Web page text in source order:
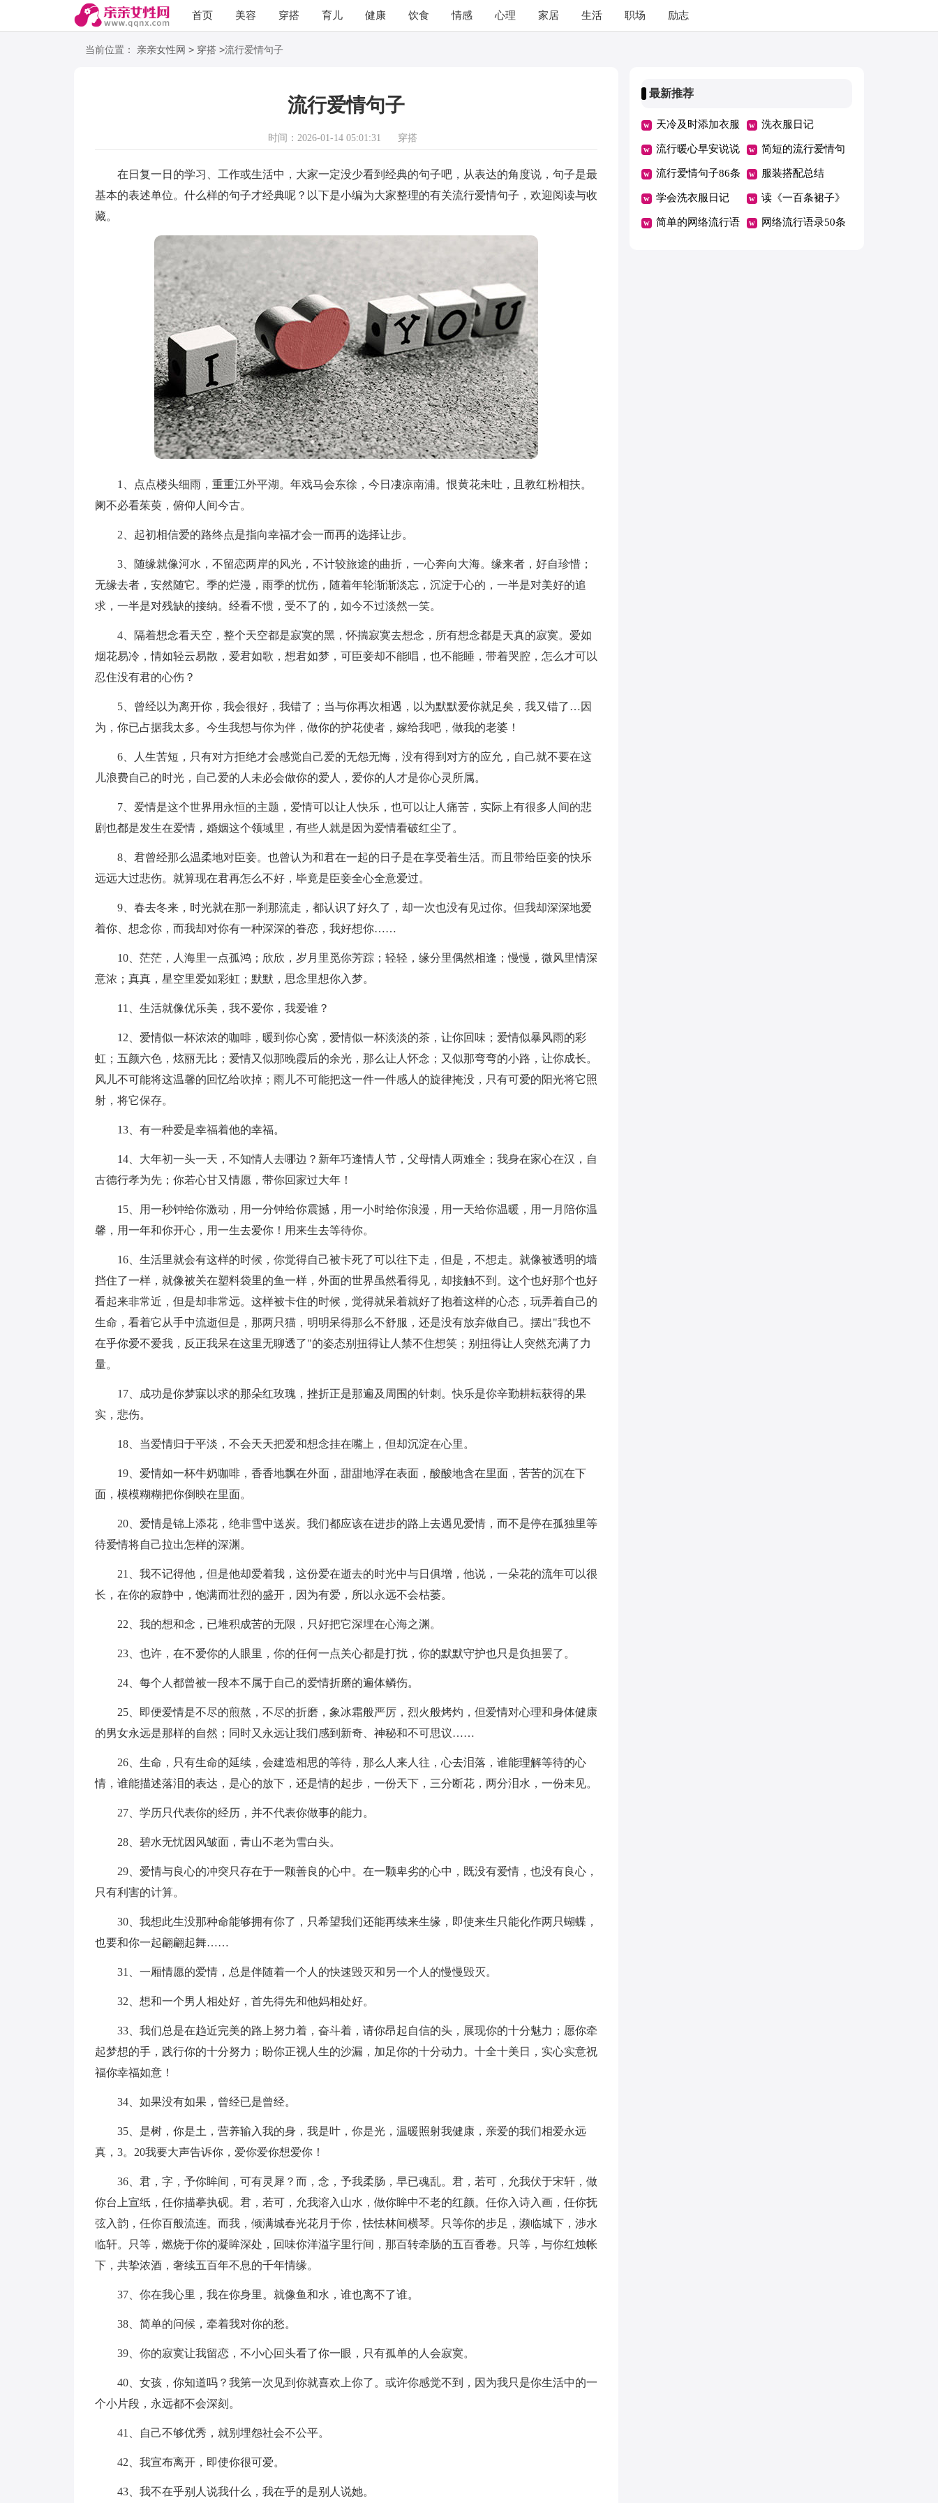
首页 美容 穿搭 育儿 健康 饮食 情感 心理 家居 生活 职场 励志
语录 阅读
当前位置： 亲亲女性网 > 穿搭 >流行爱情句子
流行爱情句子
时间：2026-01-14 05:01:31 穿搭
在日复一日的学习、工作或生活中，大家一定没少看到经典的句子吧，从表达的角度说，句子是最
基本的表述单位。什么样的句子才经典呢？以下是小编为大家整理的有关流行爱情句子，欢迎阅读与收
藏。
1、点点楼头细雨，重重江外平湖。年戏马会东徐，今日凄凉南浦。恨黄花未吐，且教红粉相扶。
阑不必看茱萸，俯仰人间今古。
2、起初相信爱的路终点是指向幸福才会一而再的选择让步。
3、随缘就像河水，不留恋两岸的风光，不计较旅途的曲折，一心奔向大海。缘来者，好自珍惜；
无缘去者，安然随它。季的烂漫，雨季的忧伤，随着年轮渐渐淡忘，沉淀于心的，一半是对美好的追
求，一半是对残缺的接纳。经看不惯，受不了的，如今不过淡然一笑。
4、隔着想念看天空，整个天空都是寂寞的黑，怀揣寂寞去想念，所有想念都是天真的寂寞。爱如
烟花易冷，情如轻云易散，爱君如歌，想君如梦，可臣妾却不能唱，也不能睡，带着哭腔，怎么才可以
忍住没有君的心伤？
5、曾经以为离开你，我会很好，我错了；当与你再次相遇，以为默默爱你就足矣，我又错了…因
为，你已占据我太多。今生我想与你为伴，做你的护花使者，嫁给我吧，做我的老婆！
6、人生苦短，只有对方拒绝才会感觉自己爱的无怨无悔，没有得到对方的应允，自己就不要在这
儿浪费自己的时光，自己爱的人未必会做你的爱人，爱你的人才是你心灵所属。
7、爱情是这个世界用永恒的主题，爱情可以让人快乐，也可以让人痛苦，实际上有很多人间的悲
剧也都是发生在爱情，婚姻这个领域里，有些人就是因为爱情看破红尘了。
8、君曾经那么温柔地对臣妾。也曾认为和君在一起的日子是在享受着生活。而且带给臣妾的快乐
远远大过悲伤。就算现在君再怎么不好，毕竟是臣妾全心全意爱过。
9、春去冬来，时光就在那一刹那流走，都认识了好久了，却一次也没有见过你。但我却深深地爱
着你、想念你，而我却对你有一种深深的眷恋，我好想你……
10、茫茫，人海里一点孤鸿；欣欣，岁月里觅你芳踪；轻轻，缘分里偶然相逢；慢慢，微风里情深
意浓；真真，星空里爱如彩虹；默默，思念里想你入梦。
11、生活就像优乐美，我不爱你，我爱谁？
12、爱情似一杯浓浓的咖啡，暖到你心窝，爱情似一杯淡淡的茶，让你回味；爱情似暴风雨的彩
虹；五颜六色，炫丽无比；爱情又似那晚霞后的余光，那么让人怀念；又似那弯弯的小路，让你成长。
风儿不可能将这温馨的回忆给吹掉；雨儿不可能把这一件一件感人的旋律掩没，只有可爱的阳光将它照
射，将它保存。
13、有一种爱是幸福着他的幸福。
14、大年初一头一天，不知情人去哪边？新年巧逢情人节，父母情人两难全；我身在家心在汉，自
古德行孝为先；你若心甘又情愿，带你回家过大年！
15、用一秒钟给你激动，用一分钟给你震撼，用一小时给你浪漫，用一天给你温暖，用一月陪你温
馨，用一年和你开心，用一生去爱你！用来生去等待你。
16、生活里就会有这样的时候，你觉得自己被卡死了可以往下走，但是，不想走。就像被透明的墙
挡住了一样，就像被关在塑料袋里的鱼一样，外面的世界虽然看得见，却接触不到。这个也好那个也好
看起来非常近，但是却非常远。这样被卡住的时候，觉得就呆着就好了抱着这样的心态，玩弄着自己的
生命，看着它从手中流逝但是，那两只猫，明明呆得那么不舒服，还是没有放弃做自己。摆出"我也不
在乎你爱不爱我，反正我呆在这里无聊透了"的姿态别扭得让人禁不住想笑；别扭得让人突然充满了力
量。
17、成功是你梦寐以求的那朵红玫瑰，挫折正是那遍及周围的针刺。快乐是你辛勤耕耘获得的果
实，悲伤。
18、当爱情归于平淡，不会天天把爱和想念挂在嘴上，但却沉淀在心里。
19、爱情如一杯牛奶咖啡，香香地飘在外面，甜甜地浮在表面，酸酸地含在里面，苦苦的沉在下
面，模模糊糊把你倒映在里面。
20、爱情是锦上添花，绝非雪中送炭。我们都应该在进步的路上去遇见爱情，而不是停在孤独里等
待爱情将自己拉出怎样的深渊。
21、我不记得他，但是他却爱着我，这份爱在逝去的时光中与日俱增，他说，一朵花的流年可以很
长，在你的寂静中，饱满而壮烈的盛开，因为有爱，所以永远不会枯萎。
22、我的想和念，已堆积成苦的无限，只好把它深埋在心海之渊。
23、也许，在不爱你的人眼里，你的任何一点关心都是打扰，你的默默守护也只是负担罢了。
24、每个人都曾被一段本不属于自己的爱情折磨的遍体鳞伤。
25、即便爱情是不尽的煎熬，不尽的折磨，象冰霜般严厉，烈火般烤灼，但爱情对心理和身体健康
的男女永远是那样的自然；同时又永远让我们感到新奇、神秘和不可思议……
26、生命，只有生命的延续，会建造相思的等待，那么人来人往，心去泪落，谁能理解等待的心
情，谁能描述落泪的表达，是心的放下，还是情的起步，一份天下，三分断花，两分泪水，一份未见。
27、学历只代表你的经历，并不代表你做事的能力。
28、碧水无忧因风皱面，青山不老为雪白头。
29、爱情与良心的冲突只存在于一颗善良的心中。在一颗卑劣的心中，既没有爱情，也没有良心，
只有利害的计算。
30、我想此生没那种命能够拥有你了，只希望我们还能再续来生缘，即使来生只能化作两只蝴蝶，
也要和你一起翩翩起舞……
31、一厢情愿的爱情，总是伴随着一个人的快速毁灭和另一个人的慢慢毁灭。
32、想和一个男人相处好，首先得先和他妈相处好。
33、我们总是在趋近完美的路上努力着，奋斗着，请你昂起自信的头，展现你的十分魅力；愿你牵
起梦想的手，践行你的十分努力；盼你正视人生的沙漏，加足你的十分动力。十全十美日，实心实意祝
福你幸福如意！
34、如果没有如果，曾经已是曾经。
35、是树，你是土，营养输入我的身，我是叶，你是光，温暖照射我健康，亲爱的我们相爱永远
真，3。20我要大声告诉你，爱你爱你想爱你！
36、君，字，予你眸间，可有灵犀？而，念，予我柔肠，早已魂乱。君，若可，允我伏于宋轩，做
你台上宣纸，任你描摹执砚。君，若可，允我溶入山水，做你眸中不老的红颜。任你入诗入画，任你抚
弦入韵，任你百般流连。而我，倾满城春光花月于你，怯怯林间横琴。只等你的步足，濒临城下，涉水
临轩。只等，燃烧于你的凝眸深处，回味你洋溢字里行间，那百转牵肠的五百香卷。只等，与你红烛帐
下，共挚浓酒，奢续五百年不息的千年情缘。
37、你在我心里，我在你身里。就像鱼和水，谁也离不了谁。
38、简单的问候，牵着我对你的愁。
39、你的寂寞让我留恋，不小心回头看了你一眼，只有孤单的人会寂寞。
40、女孩，你知道吗？我第一次见到你就喜欢上你了。或许你感觉不到，因为我只是你生活中的一
个小片段，永远都不会深刻。
41、自己不够优秀，就别埋怨社会不公平。
42、我宣布离开，即使你很可爱。
43、我不在乎别人说我什么，我在乎的是别人说她。
最新推荐
天冷及时添加衣服
简短文案
洗衣服日记
流行暖心早安说说 简短的流行爱情句
子
流行爱情句子86条 服装搭配总结
学会洗衣服日记 读《一百条裙子》
有感
简单的网络流行语 网络流行语录50条